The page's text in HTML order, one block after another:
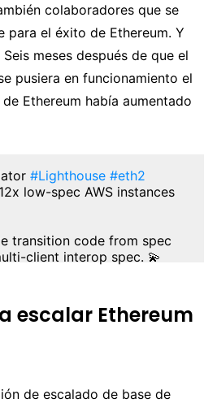
colaboradores que se
para el éxito de Ethereum. Y
meses después de que el
pusiera en funcionamiento el
Ethereum había aumentado
#Lighthouse #eth2
low-spec AWS instances
transition code from spec
client interop spec. 💫
👀
escalar Ethereum
de escalado de base de